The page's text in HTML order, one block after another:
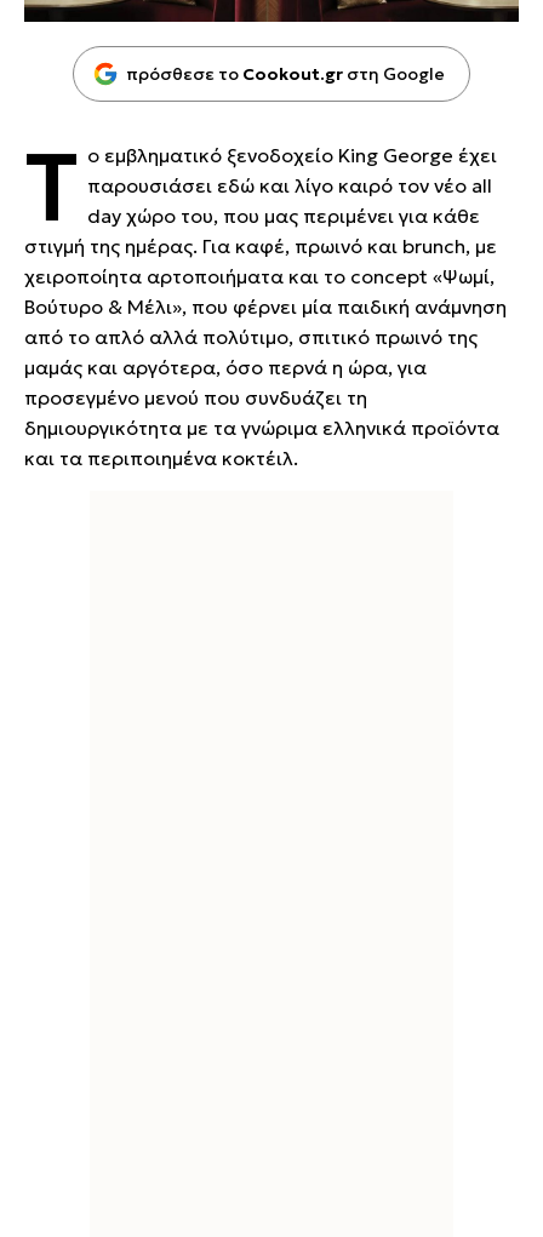
πρόσθεσε το Cookout.gr στη Google
Τ ο εμβληματικό ξενοδοχείο King George έχει
παρουσιάσει εδώ και λίγο καιρό τον νέο all
day χώρο του, που μας περιμένει για κάθε
στιγμή της ημέρας. Για καφέ, πρωινό και brunch, με
χειροποίητα αρτοποιήματα και το concept «Ψωμί,
Βούτυρο & Μέλι», που φέρνει μία παιδική ανάμνηση
από το απλό αλλά πολύτιμο, σπιτικό πρωινό της
μαμάς και αργότερα, όσο περνά η ώρα, για
προσεγμένο μενού που συνδυάζει τη
δημιουργικότητα με τα γνώριμα ελληνικά προϊόντα
και τα περιποιημένα κοκτέιλ.